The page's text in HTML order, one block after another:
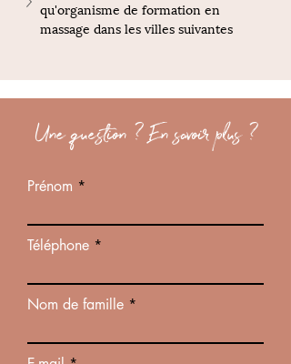
qu'organisme de formation en
massage dans les villes suivantes
Une question ? En savoir plus ?
Prénom
Téléphone
Nom de famille